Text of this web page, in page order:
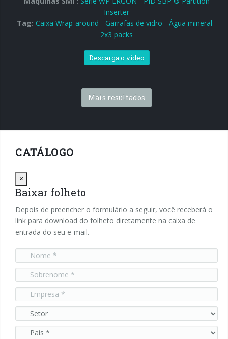
Inserter
Tag: Caixa Wrap-around - Garrafas de vidro - Água mineral -
2x3 packs
Descarga o vídeo
Mais resultados
CATÁLOGO
×
Baixar folheto
Depois de preencher o formulário a seguir, você receberá o
link para download do folheto diretamente na caixa de
entrada do seu e-mail.